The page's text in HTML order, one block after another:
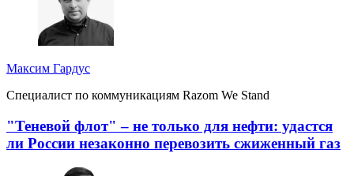
Максим Гардус
Специалист по коммуникациям Razom We Stand
"Теневой флот" – не только для нефти: удастся
ли России незаконно перевозить сжиженный газ